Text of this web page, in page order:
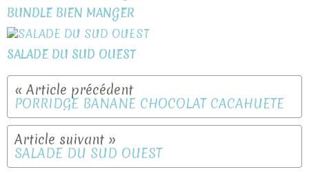
BUNDLE BIEN MANGER
SALADE DU SUD OUEST
PORRIDGE BANANE CHOCOLAT CACAHUETE
SALADE DU SUD OUEST